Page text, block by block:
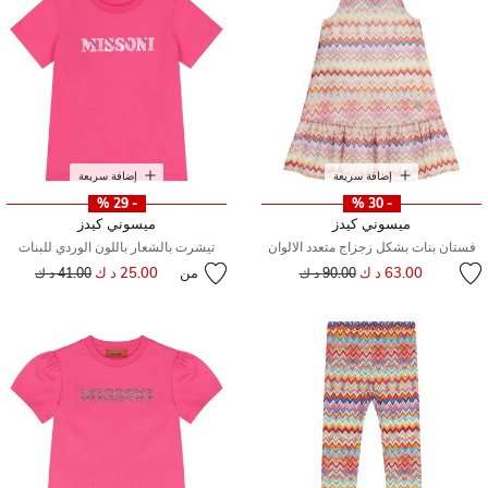
إضافة سريعة
- 30 %
ميسوني كيدز
فستان بنات بشكل زجزاج متعدد الالوان
63.00 د ك سعر مخفض من
90.00 د ك
إضافة سريعة
- 29 %
ميسوني كيدز
تيشرت بالشعار باللون الوردي للبنات
من 25.00 د ك سعر مخفض من
41.00 د ك إلى